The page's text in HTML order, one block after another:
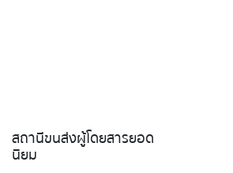
สถานีขนส่งผู้โดยสารยอด
นิยม